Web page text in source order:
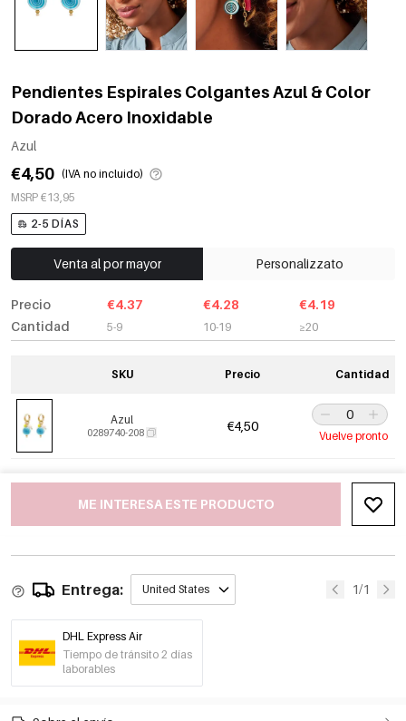
Pendientes Espirales Colgantes Azul & Color
Dorado Acero Inoxidable
Azul
€4,50 (IVA no incluido)
MSRP €13,95
2-5 DÍAS
Venta al por mayor Personalizzato
Precio
Cantidad
€4.37
5-9
€4.28
10-19
€4.19
≥20
SKU Precio Cantidad
Azul
0289740-208 €4,50
Vuelve pronto
ME INTERESA ESTE PRODUCTO
Entrega: United States 1/1
DHL Express Air
Tiempo de tránsito 2 días
laborables